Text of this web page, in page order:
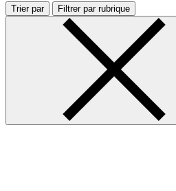
Trier par Filtrer par rubrique